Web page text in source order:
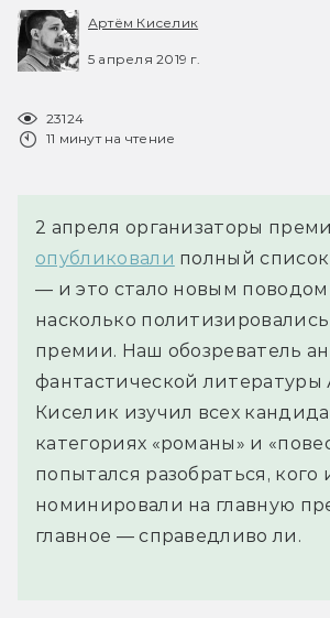
Артём Киселик
5 апреля 2019 г.
23124
11 минут на чтение
2 апреля организаторы
опубликовали полный
— и это стало новым поводом
насколько
премии. Наш обозреватель
фантастической литературы
Киселик изучил всех
категориях «романы» и
попытался разобраться, кого
номинировали на главную
главное — справедливо ли.